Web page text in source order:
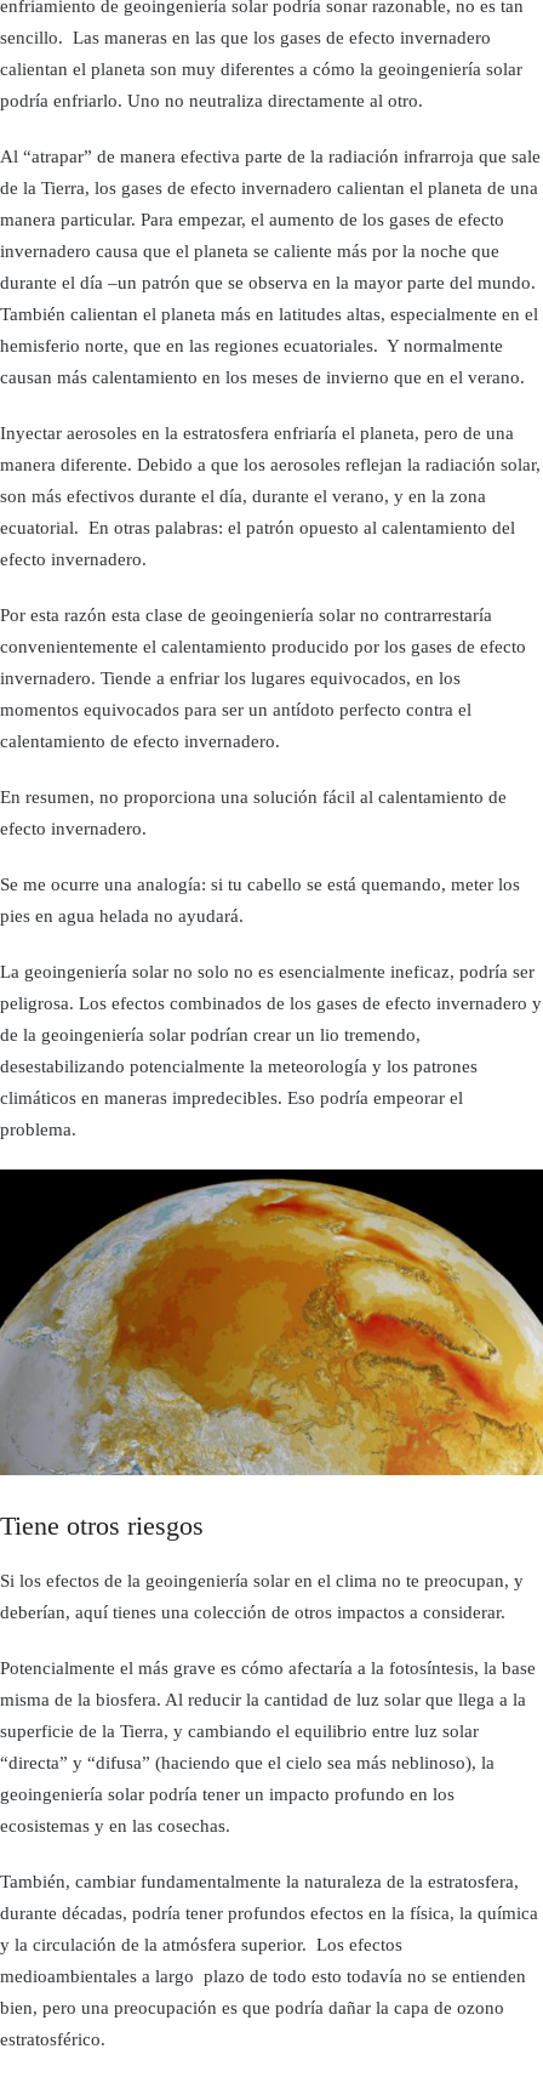
enfriamiento de geoingeniería solar podría sonar razonable, no es tan
sencillo. Las maneras en las que los gases de efecto invernadero
calientan el planeta son muy diferentes a cómo la geoingeniería solar
podría enfriarlo. Uno no neutraliza directamente al otro.
Al “atrapar” de manera efectiva parte de la radiación infrarroja que sale
de la Tierra, los gases de efecto invernadero calientan el planeta de una
manera particular. Para empezar, el aumento de los gases de efecto
invernadero causa que el planeta se caliente más por la noche que
durante el día –un patrón que se observa en la mayor parte del mundo.
También calientan el planeta más en latitudes altas, especialmente en el
hemisferio norte, que en las regiones ecuatoriales. Y normalmente
causan más calentamiento en los meses de invierno que en el verano.
Inyectar aerosoles en la estratosfera enfriaría el planeta, pero de una
manera diferente. Debido a que los aerosoles reflejan la radiación solar,
son más efectivos durante el día, durante el verano, y en la zona
ecuatorial. En otras palabras: el patrón opuesto al calentamiento del
efecto invernadero.
Por esta razón esta clase de geoingeniería solar no contrarrestaría
convenientemente el calentamiento producido por los gases de efecto
invernadero. Tiende a enfriar los lugares equivocados, en los
momentos equivocados para ser un antídoto perfecto contra el
calentamiento de efecto invernadero.
En resumen, no proporciona una solución fácil al calentamiento de
efecto invernadero.
Se me ocurre una analogía: si tu cabello se está quemando, meter los
pies en agua helada no ayudará.
La geoingeniería solar no solo no es esencialmente ineficaz, podría ser
peligrosa. Los efectos combinados de los gases de efecto invernadero y
de la geoingeniería solar podrían crear un lio tremendo,
desestabilizando potencialmente la meteorología y los patrones
climáticos en maneras impredecibles. Eso podría empeorar el
problema.
Tiene otros riesgos
Si los efectos de la geoingeniería solar en el clima no te preocupan, y
deberían, aquí tienes una colección de otros impactos a considerar.
Potencialmente el más grave es cómo afectaría a la fotosíntesis, la base
misma de la biosfera. Al reducir la cantidad de luz solar que llega a la
superficie de la Tierra, y cambiando el equilibrio entre luz solar
“directa” y “difusa” (haciendo que el cielo sea más neblinoso), la
geoingeniería solar podría tener un impacto profundo en los
ecosistemas y en las cosechas.
También, cambiar fundamentalmente la naturaleza de la estratosfera,
durante décadas, podría tener profundos efectos en la física, la química
y la circulación de la atmósfera superior. Los efectos
medioambientales a largo plazo de todo esto todavía no se entienden
bien, pero una preocupación es que podría dañar la capa de ozono
estratosférico.